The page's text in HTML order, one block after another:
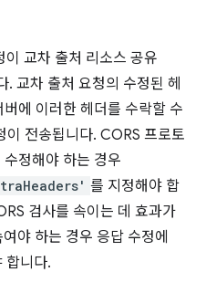
교차 출처 리소스 공유
교차 출처 요청의 수정된 헤
에 이러한 헤더를 수락할 수
이 전송됩니다. CORS 프로토
정해야 하는 경우
를 지정해야 합
검사를 속이는 데 효과가
야 하는 경우 응답 수정에
합니다.